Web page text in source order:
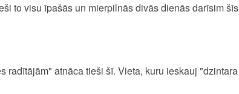
to visu īpašās un mierpilnās divās dienās darīsim šīs
radītājām" atnāca tieši šī. Vieta, kuru ieskauj "dzintara